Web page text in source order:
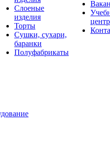
Слоеные
изделия
Торты
Сушки, сухари,
баранки
Полуфабрикаты
центр